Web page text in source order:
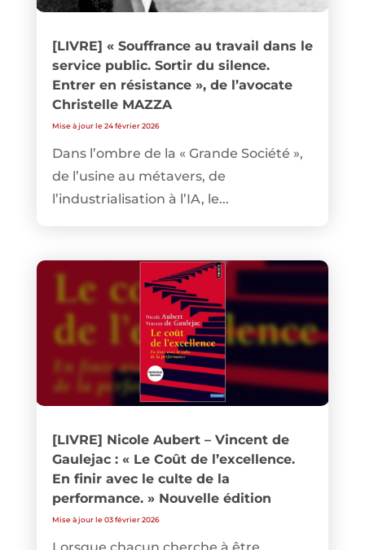
[LIVRE] « Souffrance au travail dans le
service public. Sortir du silence.
Entrer en résistance », de l’avocate
Christelle MAZZA
Mise à jour le 24 février 2026
Dans l’ombre de la « Grande Société »,
de l’usine au métavers, de
l’industrialisation à l’IA, le...
[LIVRE] Nicole Aubert – Vincent de
Gaulejac : « Le Coût de l’excellence.
En finir avec le culte de la
performance. » Nouvelle édition
Mise à jour le 03 février 2026